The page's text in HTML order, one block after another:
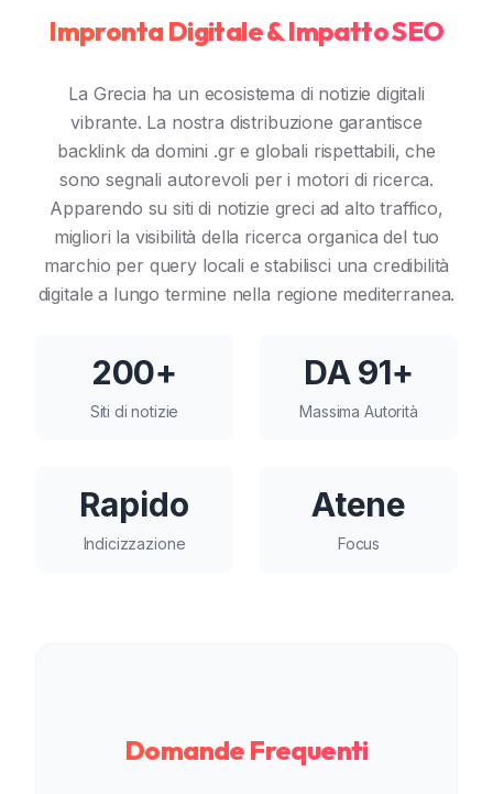
Impronta Digitale & Impatto SEO
La Grecia ha un ecosistema di notizie digitali
vibrante. La nostra distribuzione garantisce
backlink da domini .gr e globali rispettabili, che
sono segnali autorevoli per i motori di ricerca.
Apparendo su siti di notizie greci ad alto traffico,
migliori la visibilità della ricerca organica del tuo
marchio per query locali e stabilisci una credibilità
digitale a lungo termine nella regione mediterranea.
200+
Siti di notizie
DA 91+
Massima Autorità
Rapido
Indicizzazione
Atene
Focus
Domande Frequenti